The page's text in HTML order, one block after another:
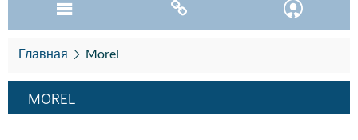
Главная Morel
MOREL